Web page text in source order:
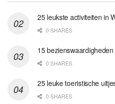
25 leukste activiteiten in
0 SHARES
15
0 SHARES
25 leuke toeristische
0 SHARES